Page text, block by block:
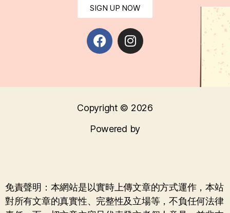
SIGN UP NOW
Copyright © 2026
Powered by
免責聲明：本網站是以實時上傳文章的方式運作，本站
對所有文章的真實性、完整性及立場等，不負任何法律